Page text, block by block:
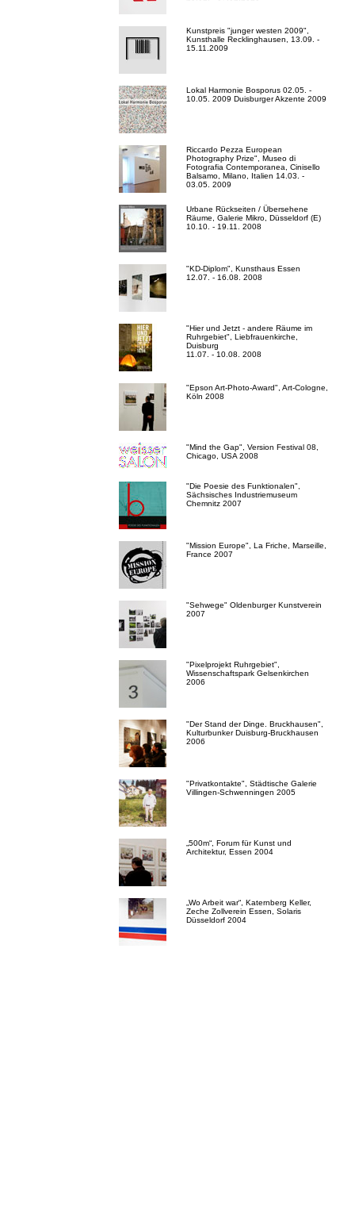
Kunstpreis "junger westen 2009",
Kunsthalle Recklinghausen, 13.09. -
15.11.2009
Lokal Harmonie Bosporus 02.05. -
10.05. 2009 Duisburger Akzente 2009
Riccardo Pezza European
Photography Prize", Museo di
Fotografia Contemporanea, Cinisello
Balsamo, Milano, Italien 14.03. -
03.05. 2009
Urbane Rückseiten / Übersehene
Räume, Galerie Mikro, Düsseldorf (E)
10.10. - 19.11. 2008
"KD-Diplom", Kunsthaus Essen
12.07. - 16.08. 2008
"Hier und Jetzt - andere Räume im
Ruhrgebiet", Liebfrauenkirche,
Duisburg
11.07. - 10.08. 2008
"Epson Art-Photo-Award", Art-Cologne,
Köln 2008
"Mind the Gap", Version Festival 08,
Chicago, USA 2008
"Die Poesie des Funktionalen",
Sächsisches Industriemuseum
Chemnitz 2007
"Mission Europe", La Friche, Marseille,
France 2007
"Sehwege" Oldenburger Kunstverein
2007
"Pixelprojekt Ruhrgebiet",
Wissenschaftspark Gelsenkirchen
2006
"Der Stand der Dinge. Bruckhausen",
Kulturbunker Duisburg-Bruckhausen
2006
"Privatkontakte", Städtische Galerie
Villingen-Schwenningen 2005
„500m“, Forum für Kunst und
Architektur, Essen 2004
„Wo Arbeit war“, Katernberg Keller,
Zeche Zollverein Essen, Solaris
Düsseldorf 2004